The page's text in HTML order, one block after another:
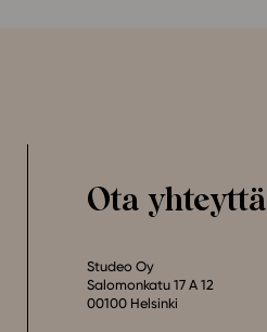
Ota yhteyttä
Studeo Oy
Salomonkatu 17 A 12
00100 Helsinki